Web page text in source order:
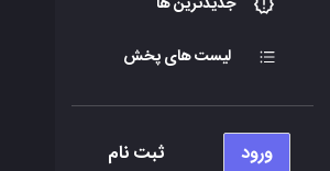
لیست های پخش
ورود ثبت نام